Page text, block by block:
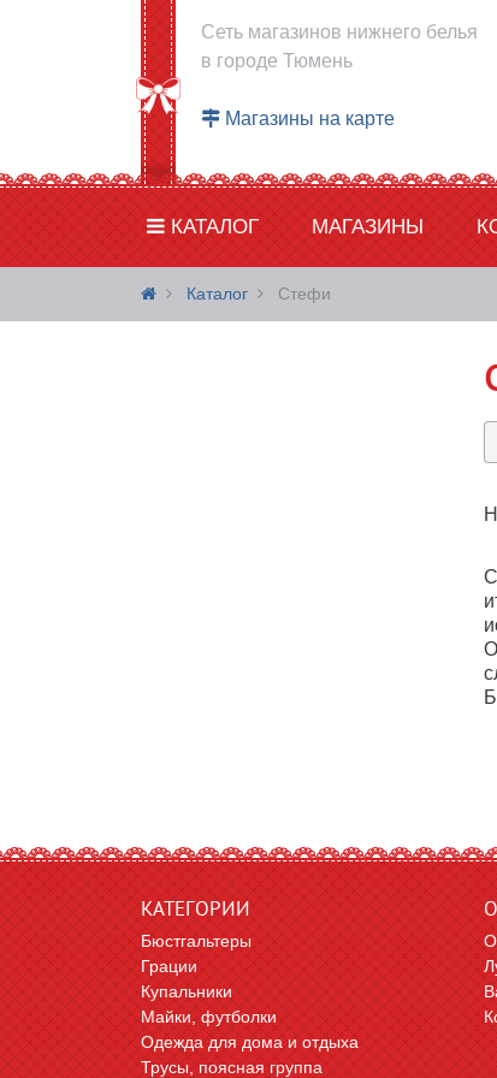
Сеть магазинов нижнего белья
в городе Тюмень
Магазины на карте
КАТАЛОГ МАГАЗИНЫ
Каталог Стефи
КАТЕГОРИИ
Бюстгальтеры
Грации
Купальники
Майки, футболки
Одежда для дома и отдыха
Трусы, поясная группа
О